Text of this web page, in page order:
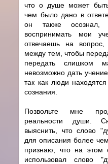
что о душе может
чем было дано в
он также
воспринимать мои
отвечаешь на вопрос,
между тем, чтобы
передать слишком
невозможно дать
так как люди
сознания.
Позвольте мне
реальности души.
выяснить, что слово
для описания более
признаю, что на этом
использовал слово